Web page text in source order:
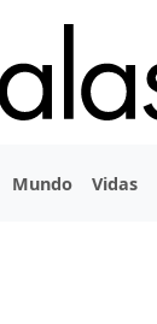
Mundo Vidas